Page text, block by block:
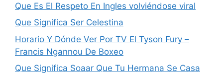
Que Es El Respeto En Ingles volviéndose viral
Que Significa Ser Celestina
Horario Y Dónde Ver Por TV El Tyson Fury –
Francis Ngannou De Boxeo
Que Significa Soaar Que Tu Hermana Se Casa